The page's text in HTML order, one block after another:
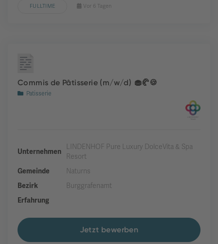
FULLTIME Vor 6 Tagen
Commis de Pâtisserie (m/w/d) 🧁🥐🍪
Patisserie
Unternehmen
LINDENHOF Pure Luxury DolceVita & Spa
Resort
Gemeinde
Naturns
Bezirk
Burggrafenamt
Erfahrung
Jetzt bewerben